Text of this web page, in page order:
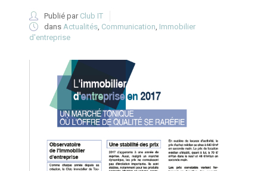
Publié par Club IT
dans Actualités Communication Immobilier
d'entreprise